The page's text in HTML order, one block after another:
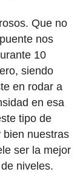
Que no
nos
10
siendo
en rodar a
en esa
tipo de
bien nuestras
ser la mejor
niveles.